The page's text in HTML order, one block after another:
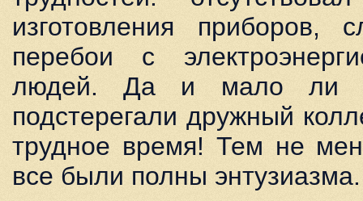
изготовления приборов,
перебои с
людей. Да и мало ли
подстерегали дружный
трудное время! Тем не
все были полны энтузиазма.